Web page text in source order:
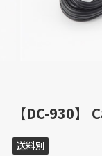
【DC-930】
送料別